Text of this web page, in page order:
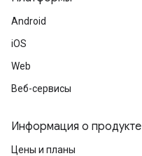
Android
iOS
Web
Веб-сервисы
Информация о продукте
Цены и планы